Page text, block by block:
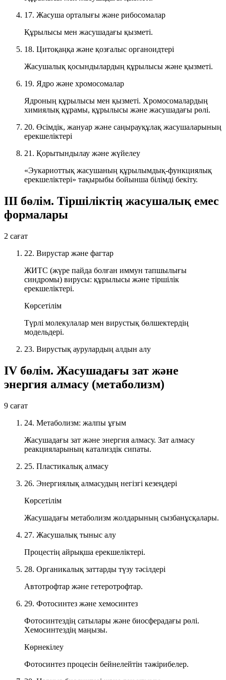
17. Жасуша орталығы және рибосомалар
Құрылысы мен жасушадағы қызметі.
18. Цитоқаңқа және қозғалыс органоидтері
Жасушалық қосындылардың құрылысы және қызметі.
19. Ядро және хромосомалар
Ядроның құрылысы мен қызметі. Хромосомалардың
химиялық құрамы, құрылысы және жасушадағы рөлі.
20. Өсімдік, жануар және саңырауқұлақ жасушаларының
ерекшеліктері
21. Қорытындылау және жүйелеу
«Эукариоттық жасушаның құрылымдық-функциялық
ерекшеліктері» тақырыбы бойынша білімді бекіту.
III бөлім. Тіршіліктің жасушалық емес
формалары
2 сағат
22. Вирустар және фагтар
ЖИТС (жүре пайда болған иммун тапшылығы
синдромы) вирусы: құрылысы және тіршілік
ерекшеліктері.
Көрсетілім
Түрлі молекулалар мен вирустық бөлшектердің
модельдері.
23. Вирустық аурулардың алдын алу
IV бөлім. Жасушадағы зат және
энергия алмасу (метаболизм)
9 сағат
24. Метаболизм: жалпы ұғым
Жасушадағы зат және энергия алмасу. Зат алмасу
реакцияларының катализдік сипаты.
25. Пластикалық алмасу
26. Энергиялық алмасудың негізгі кезеңдері
Көрсетілім
Жасушадағы метаболизм жолдарының сызбанұсқалары.
27. Жасушалық тыныс алу
Процестің айрықша ерекшеліктері.
28. Органикалық заттарды түзу тәсілдері
Автотрофтар және гетеротрофтар.
29. Фотосинтез және хемосинтез
Фотосинтездің сатылары және биосферадағы рөлі.
Хемосинтездің маңызы.
Көрнекілеу
Фотосинтез процесін бейнелейтін тәжірибелер.